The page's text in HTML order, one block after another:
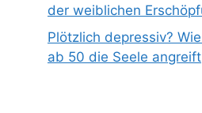
der weiblichen
Plötzlich depressiv?
ab 50 die Seele angreift